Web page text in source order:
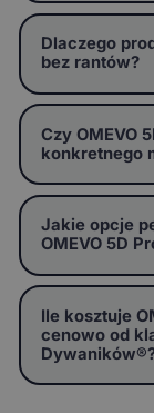
Dlaczego
bez rantów?
Czy OMEVO
konkretnego
Jakie opcje
OMEVO 5D
Ile kosztuje
cenowo od